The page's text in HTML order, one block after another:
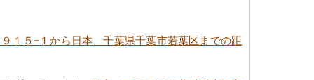
１５−１から日本、千葉県千葉市若葉区までの距